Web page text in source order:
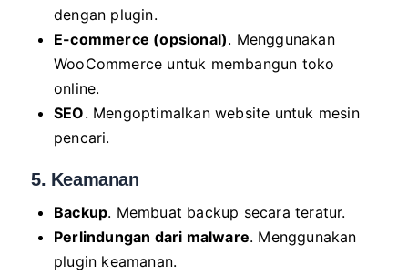
dengan plugin.
E-commerce (opsional). Menggunakan
WooCommerce untuk membangun toko
online.
SEO. Mengoptimalkan website untuk mesin
pencari.
5. Keamanan
Backup. Membuat backup secara teratur.
Perlindungan dari malware. Menggunakan
plugin keamanan.